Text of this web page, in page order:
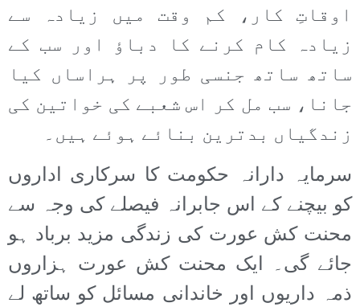
اوقاتِ کار، کم وقت میں زیادہ سے
زیادہ کام کرنے کا دباؤ اور سب کے
ساتھ ساتھ جنسی طور پر ہراساں کیا
جانا، سب مل کر اس شعبے کی خواتین کی
زندگیاں بدترین بنائے ہوئے ہیں۔
سرمایہ دارانہ حکومت کا سرکاری اداروں
کو بیچنے کے اس جابرانہ فیصلے کی وجہ سے
محنت کش عورت کی زندگی مزید برباد ہو
جائے گی۔ ایک محنت کش عورت ہزاروں
ذمہ داریوں اور خاندانی مسائل کو ساتھ لے